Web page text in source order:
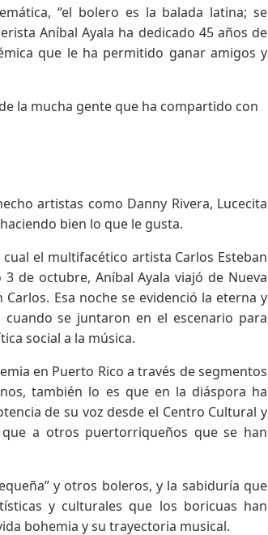
“el bolero es la balada latina; se
Aníbal Ayala ha dedicado 45 años de
que le ha permitido ganar amigos y
la mucha gente que ha compartido con
artistas como Danny Rivera, Lucecita
bien lo que le gusta.
el multifacético artista Carlos Esteban
de octubre, Aníbal Ayala viajó de Nueva
Esa noche se evidenció la eterna y
cuando se juntaron en el escenario para
social a la música.
en Puerto Rico a través de segmentos
también lo es que en la diáspora ha
de su voz desde el Centro Cultural y
a otros puertorriqueños que se han
y otros boleros, y la sabiduría que
y culturales que los boricuas han
bohemia y su trayectoria musical.